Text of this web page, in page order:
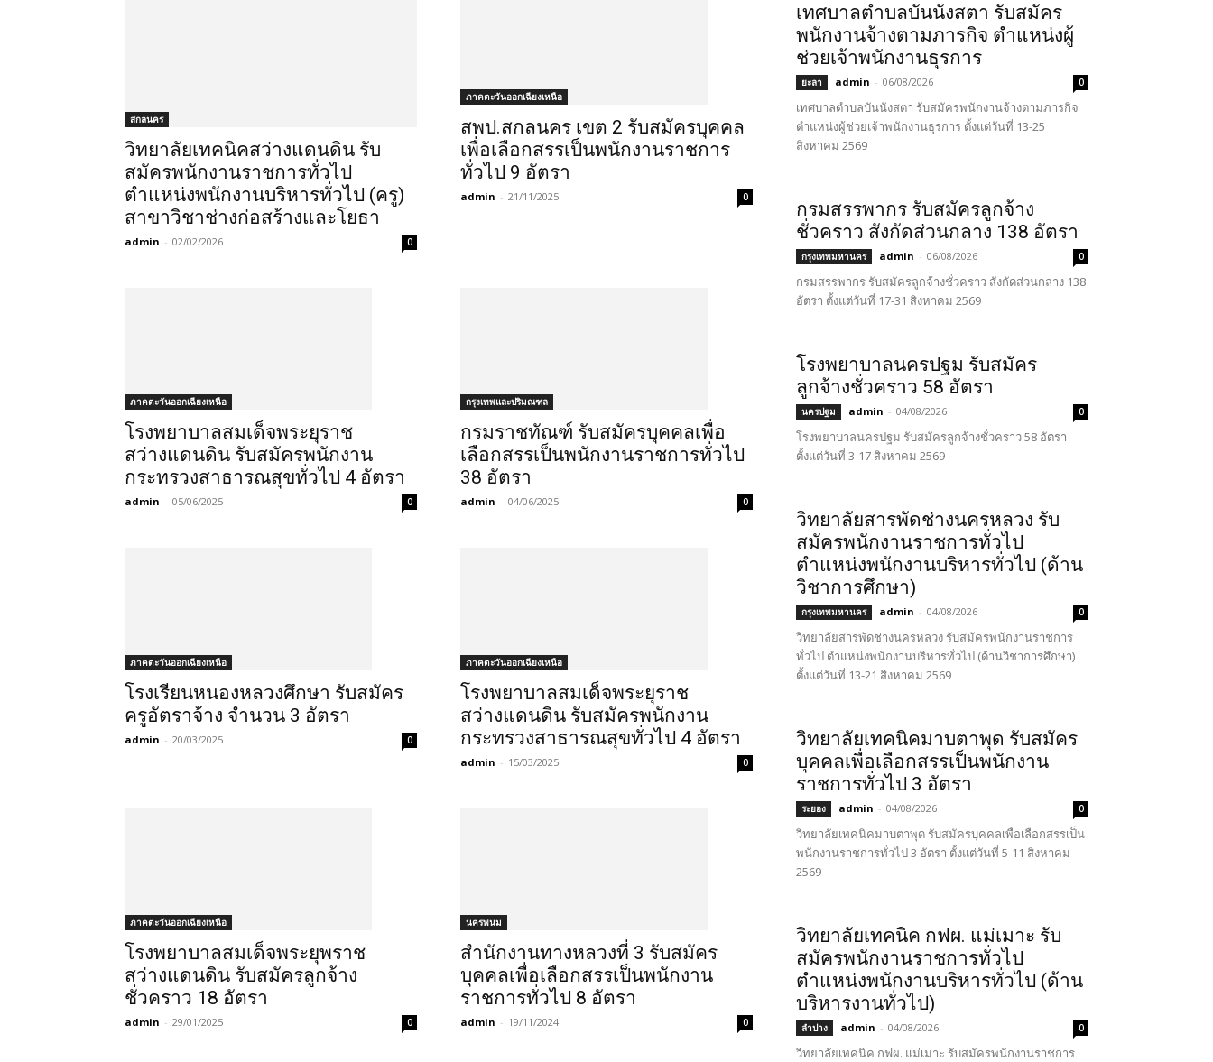
สกลนคร
วิทยาลัยเทคนิคสว่างแดนดิน รับ
สมัครพนักงานราชการทั่วไป
ตำแหน่งพนักงานบริหารทั่วไป (ครู)
สาขาวิชาช่างก่อสร้างและโยธา
admin - 02/02/2026 0
ภาคตะวันออกเฉียงเหนือ
สพป.สกลนคร เขต 2 รับสมัครบุคคล
เพื่อเลือกสรรเป็นพนักงานราชการ
ทั่วไป 9 อัตรา
admin - 21/11/2025 0
ภาคตะวันออกเฉียงเหนือ
โรงพยาบาลสมเด็จพระยุราช
สว่างแดนดิน รับสมัครพนักงาน
กระทรวงสาธารณสุขทั่วไป 4 อัตรา
admin - 05/06/2025 0
กรุงเทพและปริมณฑล
กรมราชทัณฑ์ รับสมัครบุคคลเพื่อ
เลือกสรรเป็นพนักงานราชการทั่วไป
38 อัตรา
admin - 04/06/2025 0
ภาคตะวันออกเฉียงเหนือ
โรงเรียนหนองหลวงศึกษา รับสมัคร
ครูอัตราจ้าง จำนวน 3 อัตรา
admin - 20/03/2025 0
ภาคตะวันออกเฉียงเหนือ
โรงพยาบาลสมเด็จพระยุราช
สว่างแดนดิน รับสมัครพนักงาน
กระทรวงสาธารณสุขทั่วไป 4 อัตรา
admin - 15/03/2025 0
ภาคตะวันออกเฉียงเหนือ
โรงพยาบาลสมเด็จพระยุพราช
สว่างแดนดิน รับสมัครลูกจ้าง
ชั่วคราว 18 อัตรา
admin - 29/01/2025 0
นครพนม
สำนักงานทางหลวงที่ 3 รับสมัคร
บุคคลเพื่อเลือกสรรเป็นพนักงาน
ราชการทั่วไป 8 อัตรา
admin - 19/11/2024 0
เทศบาลตำบลบันนังสตา รับสมัคร
พนักงานจ้างตามภารกิจ ตำแหน่งผู้
ช่วยเจ้าพนักงานธุรการ
ยะลา admin - 06/08/2026 0
เทศบาลตำบลบันนังสตา รับสมัครพนักงานจ้างตามภารกิจ
ตำแหน่งผู้ช่วยเจ้าพนักงานธุรการ ตั้งแต่วันที่ 13-25
สิงหาคม 2569
กรมสรรพากร รับสมัครลูกจ้าง
ชั่วคราว สังกัดส่วนกลาง 138 อัตรา
กรุงเทพมหานคร admin - 06/08/2026 0
กรมสรรพากร รับสมัครลูกจ้างชั่วคราว สังกัดส่วนกลาง 138
อัตรา ตั้งแต่วันที่ 17-31 สิงหาคม 2569
โรงพยาบาลนครปฐม รับสมัคร
ลูกจ้างชั่วคราว 58 อัตรา
นครปฐม admin - 04/08/2026 0
โรงพยาบาลนครปฐม รับสมัครลูกจ้างชั่วคราว 58 อัตรา
ตั้งแต่วันที่ 3-17 สิงหาคม 2569
วิทยาลัยสารพัดช่างนครหลวง รับ
สมัครพนักงานราชการทั่วไป
ตำแหน่งพนักงานบริหารทั่วไป (ด้าน
วิชาการศึกษา)
กรุงเทพมหานคร admin - 04/08/2026 0
วิทยาลัยสารพัดช่างนครหลวง รับสมัครพนักงานราชการ
ทั่วไป ตำแหน่งพนักงานบริหารทั่วไป (ด้านวิชาการศึกษา)
ตั้งแต่วันที่ 13-21 สิงหาคม 2569
วิทยาลัยเทคนิคมาบตาพุด รับสมัคร
บุคคลเพื่อเลือกสรรเป็นพนักงาน
ราชการทั่วไป 3 อัตรา
ระยอง admin - 04/08/2026 0
วิทยาลัยเทคนิคมาบตาพุด รับสมัครบุคคลเพื่อเลือกสรรเป็น
พนักงานราชการทั่วไป 3 อัตรา ตั้งแต่วันที่ 5-11 สิงหาคม
2569
วิทยาลัยเทคนิค กฟผ. แม่เมาะ รับ
สมัครพนักงานราชการทั่วไป
ตำแหน่งพนักงานบริหารทั่วไป (ด้าน
บริหารงานทั่วไป)
ลำปาง admin - 04/08/2026 0
วิทยาลัยเทคนิค กฟผ. แม่เมาะ รับสมัครพนักงานราชการ